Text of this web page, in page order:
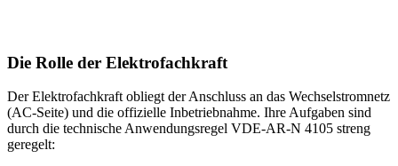
Die Rolle der Elektrofachkraft
Der Elektrofachkraft obliegt der Anschluss an das Wechselstromnetz
(AC-Seite) und die offizielle Inbetriebnahme. Ihre Aufgaben sind
durch die technische Anwendungsregel VDE-AR-N 4105 streng
geregelt: